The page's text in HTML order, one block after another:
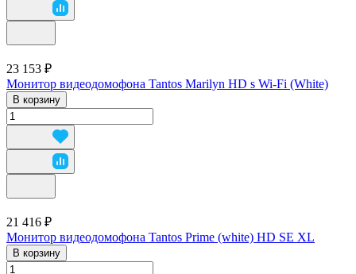
23 153 ₽
Монитор видеодомофона Tantos Marilyn HD s Wi-Fi (White)
В корзину
21 416 ₽
Монитор видеодомофона Tantos Prime (white) HD SE XL
В корзину